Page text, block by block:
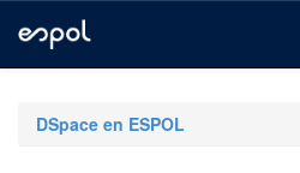
navigationDSpace en ESPOL